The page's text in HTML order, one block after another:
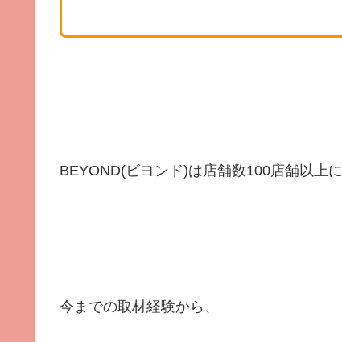
BEYOND(ビヨンド)は店舗数100店舗以上
今までの取材経験から、